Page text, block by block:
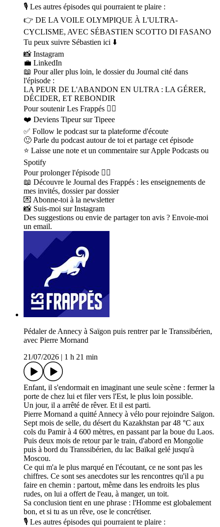
🎙 Les autres épisodes qui pourraient te plaire :
👉 DE LA VOILE OLYMPIQUE À L'ULTRA-
CYCLISME, AVEC SÉBASTIEN SCOTTO DI FASANO
Tu peux suivre Sébastien ici ⬇️
📸 Instagram
💼 LinkedIn
📖 Pour aller plus loin, le dossier du Journal cité dans
l'épisode :
LA PEUR DE L'ABANDON EN ULTRA : LA GÉRER,
DÉCIDER, ET REBONDIR
Pour soutenir Les Frappés 👇🏼
❤️ Deviens Tipeur sur Tipeee
✅ Follow le podcast sur ta plateforme d'écoute
🙂 Parle du podcast autour de toi et partage cet épisode
⭐️ Laisse une note et un commentaire sur Apple Podcasts ou
Spotify
Pour prolonger l'épisode 👇🏼
📖 Découvre le Journal des Frappés : les enseignements de
mes invités, dossier par dossier
💌 Abonne-toi à la newsletter
📸 Suis-moi sur Instagram
Des suggestions ou envie de partager ton avis ? Envoie-moi
un email.
Pédaler de Annecy à Saïgon puis rentrer par le Transsibérien,
avec Pierre Mornand
21/07/2026
1 h 21 min
Enfant, il s'endormait en imaginant une seule scène : fermer la
porte de chez lui et filer vers l'Est, le plus loin possible.
Un jour, il a arrêté de rêver. Et il est parti.
Pierre Mornand a quitté Annecy à vélo pour rejoindre Saïgon.
Sept mois de selle, du désert du Kazakhstan par 48 °C aux
cols du Pamir à 4 600 mètres, en passant par la boue du Laos.
Puis deux mois de retour par le train, d'abord en Mongolie
puis à bord du Transsibérien, du lac Baïkal gelé jusqu'à
Moscou.
Ce qui m'a le plus marqué en l'écoutant, ce ne sont pas les
chiffres. Ce sont ses anecdotes sur les rencontres qu'il a pu
faire en chemin : partout, même dans les endroits les plus
rudes, on lui a offert de l'eau, à manger, un toit.
Sa conclusion tient en une phrase : l'Homme est globalement
bon, et si tu as un rêve, ose le concrétiser.
🎙 Les autres épisodes qui pourraient te plaire :